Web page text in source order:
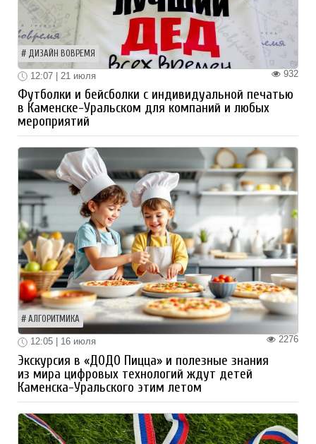
ДИЗАЙН ВОВРЕМЯ
932
12:07 | 21 июля
Футболки и бейсболки с индивидуальной печатью
в Каменске-Уральском для компаний и любых
мероприятий
АЛГОРИТМИКА
2276
12:05 | 16 июля
Экскурсия в «ДОДО Пицца» и полезные знания
из мира цифровых технологий ждут детей
Каменска-Уральского этим летом